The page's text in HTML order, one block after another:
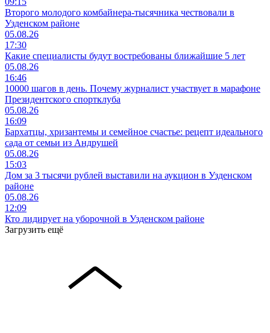
Второго молодого комбайнера-тысячника чествовали в
Узденском районе
05.08.26
17:30
Какие специалисты будут востребованы ближайшие 5 лет
05.08.26
16:46
10000 шагов в день. Почему журналист участвует в марафоне
Президентского спортклуба
05.08.26
16:09
Бархатцы, хризантемы и семейное счастье: рецепт идеального
сада от семьи из Андрушей
05.08.26
15:03
Дом за 3 тысячи рублей выставили на аукцион в Узденском
районе
05.08.26
12:09
Кто лидирует на уборочной в Узденском районе
Загрузить ещё